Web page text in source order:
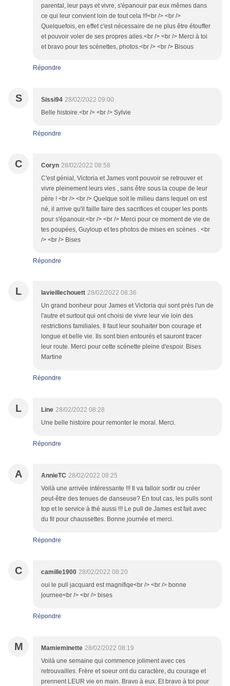
parental, leur pays et vivre, s'épanouir par eux mêmes dans
ce qui leur convient loin de tout cela !!!<br /> <br />
Quelquefois, en effet c'est nécessaire de ne plus être étouffer
et pouvoir voler de ses propres ailes.<br /> <br /> Merci à toi
et bravo pour tes scénettes, photos.<br /> <br /> Bisous
Répondre
S Sissi94 28/02/2022 09:00
Belle histoire.<br /> <br /> Sylvie
Répondre
C Coryn 28/02/2022 08:58
C'est génial, Victoria et James vont pouvoir se retrouver et
vivre pleinement leurs vies , sans être sous la coupe de leur
père ! <br /> <br /> Quelque soit le milieu dans lequel on est
né, il arrive qu'il faille faire des sacrifices et couper les ponts
pour s'épanouir.<br /> <br /> Merci pour ce moment de vie de
tes poupées, Guyloup et tes photos de mises en scènes . <br
/> <br /> Bises
Répondre
L lavieillechouett 28/02/2022 08:36
Un grand bonheur pour James et Victoria qui sont près l'un de
l'autre et surtout qui ont choisi de vivre leur vie loin des
restrictions familiales. Il faut leur souhaiter bon courage et
longue et belle vie. Ils sont bien entourés et sauront tracer
leur route. Merci pour cette scénette pleine d'espoir. Bises
Martine
Répondre
L Line 28/02/2022 08:28
Une belle histoire pour remonter le moral. Merci.
Répondre
A AnnieTC 28/02/2022 08:25
Voilà une arrivée intéressante !!! Il va falloir sortir ou créer
peut-être des tenues de danseuse? En tout cas, les pulls sont
top et le service à thé aussi !!! Le pull de James est fait avec
du fil pour chaussettes. Bonne journée et merci.
Répondre
C camille1900 28/02/2022 08:20
oui le pull jacquard est magnifiqe<br /> <br /> bonne
journee<br /> <br /> bises
Répondre
M Mamieminette 28/02/2022 08:19
Voilà une semaine qui commence joliment avec ces
retrouvailles. Frère et soeur ont du caractère, du courage et
prennent LEUR vie en main. Bravo à eux. Et bravo à toi pour